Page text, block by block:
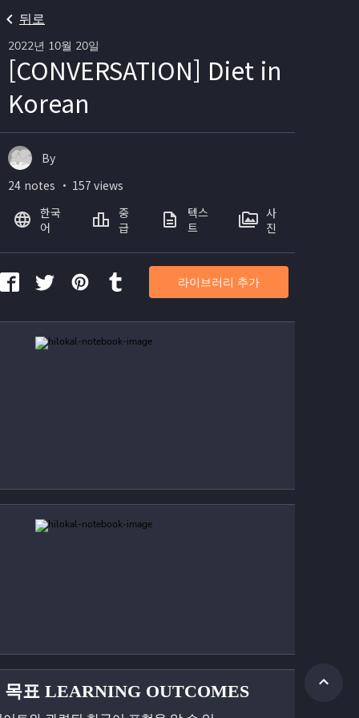
뒤로
2022년 10월 20일
[CONVERSATION] Diet in
Korean
목표 LEARNING OUTCOMES
By
24 notes ・ 157 views
한국
어
중
급
텍스
트
사
진
라이브러리 추가